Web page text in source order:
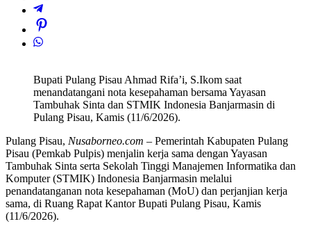
Bupati Pulang Pisau Ahmad Rifa’i, S.Ikom saat
menandatangani nota kesepahaman bersama Yayasan
Tambuhak Sinta dan STMIK Indonesia Banjarmasin di
Pulang Pisau, Kamis (11/6/2026).
Pulang Pisau, Nusaborneo.com – Pemerintah Kabupaten Pulang
Pisau (Pemkab Pulpis) menjalin kerja sama dengan Yayasan
Tambuhak Sinta serta Sekolah Tinggi Manajemen Informatika dan
Komputer (STMIK) Indonesia Banjarmasin melalui
penandatanganan nota kesepahaman (MoU) dan perjanjian kerja
sama, di Ruang Rapat Kantor Bupati Pulang Pisau, Kamis
(11/6/2026).